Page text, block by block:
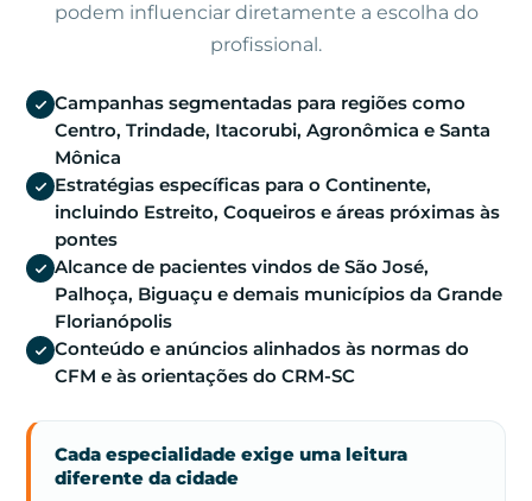
podem influenciar diretamente a escolha do
profissional.
Campanhas segmentadas para regiões como
Centro, Trindade, Itacorubi, Agronômica e Santa
Mônica
Estratégias específicas para o Continente,
incluindo Estreito, Coqueiros e áreas próximas às
pontes
Alcance de pacientes vindos de São José,
Palhoça, Biguaçu e demais municípios da Grande
Florianópolis
Conteúdo e anúncios alinhados às normas do
CFM e às orientações do CRM-SC
Cada especialidade exige uma leitura
diferente da cidade